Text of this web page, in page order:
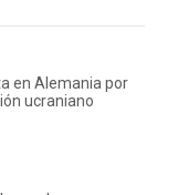
en Alemania por
ucraniano